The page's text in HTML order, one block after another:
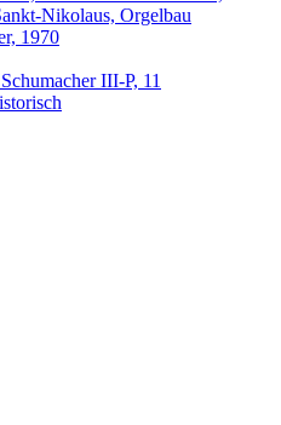
Nikolaus, Orgelbau
1970
III-P, 11